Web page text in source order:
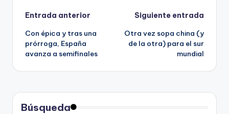
Navegación
de
entradas
Entrada anterior
Con épica y tras una
prórroga, España
avanza a semifinales
Siguiente entrada
Otra vez sopa china (y
de la otra) para el sur
mundial
Búsqueda